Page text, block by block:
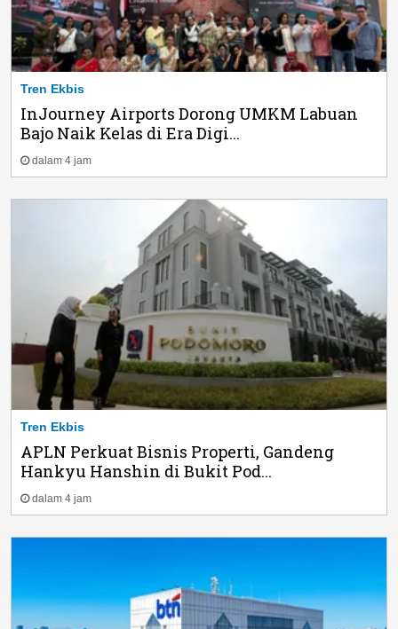
Tren Ekbis
InJourney Airports Dorong UMKM Labuan
Bajo Naik Kelas di Era Digi...
dalam 4 jam
Tren Ekbis
APLN Perkuat Bisnis Properti, Gandeng
Hankyu Hanshin di Bukit Pod...
dalam 4 jam